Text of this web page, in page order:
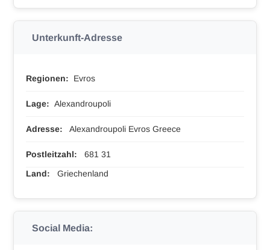
Unterkunft-Adresse
Regionen: Evros
Lage: Alexandroupoli
Adresse: Alexandroupoli Evros Greece
Postleitzahl:
681 31
Land:
Griechenland
Social Media: